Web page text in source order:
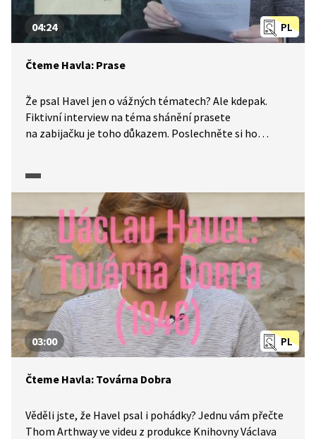
PL
04:24
Čteme Havla: Prase
Že psal Havel jen o vážných tématech? Ale kdepak.
Fiktivní interview na téma shánění prasete
na zabijačku je toho důkazem. Poslechněte si ho
PL
03:00
Čteme Havla: Továrna Dobra
Věděli jste, že Havel psal i pohádky? Jednu vám přečte
Thom Arthway ve videu z produkce Knihovny Václava